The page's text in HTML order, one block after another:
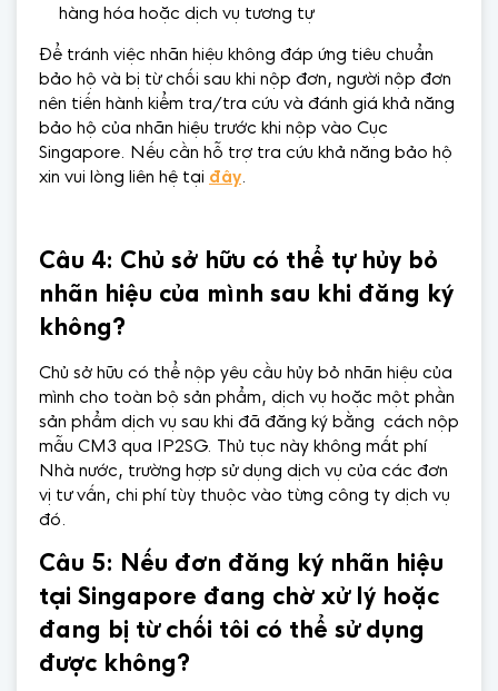
hàng hóa hoặc dịch vụ tương tự
Để tránh việc nhãn hiệu không đáp ứng tiêu chuẩn
bảo hộ và bị từ chối sau khi nộp đơn, người nộp đơn
nên tiến hành kiểm tra/tra cứu và đánh giá khả năng
bảo hộ của nhãn hiệu trước khi nộp vào Cục
Singapore. Nếu cần hỗ trợ tra cứu khả năng bảo hộ
xin vui lòng liên hệ tại đây.
Câu 4: Chủ sở hữu có thể tự hủy bỏ
nhãn hiệu của mình sau khi đăng ký
không?
Chủ sở hữu có thể nộp yêu cầu hủy bỏ nhãn hiệu của
mình cho toàn bộ sản phẩm, dịch vụ hoặc một phần
sản phẩm dịch vụ sau khi đã đăng ký bằng cách nộp
mẫu CM3 qua IP2SG. Thủ tục này không mất phí
Nhà nước, trường hợp sử dụng dịch vụ của các đơn
vị tư vấn, chi phí tùy thuộc vào từng công ty dịch vụ
đó.
Câu 5: Nếu đơn đăng ký nhãn hiệu
tại Singapore đang chờ xử lý hoặc
đang bị từ chối tôi có thể sử dụng
được không?